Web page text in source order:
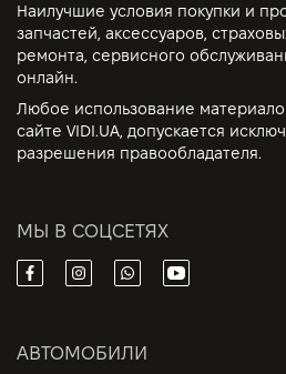
Наилучшие условия покупки и
запчастей, аксессуаров,
ремонта, сервисного
онлайн.
Любое использование
сайте VIDI.UA, допускается
разрешения правообладателя.
МЫ В СОЦСЕТЯХ
АВТОМОБИЛИ